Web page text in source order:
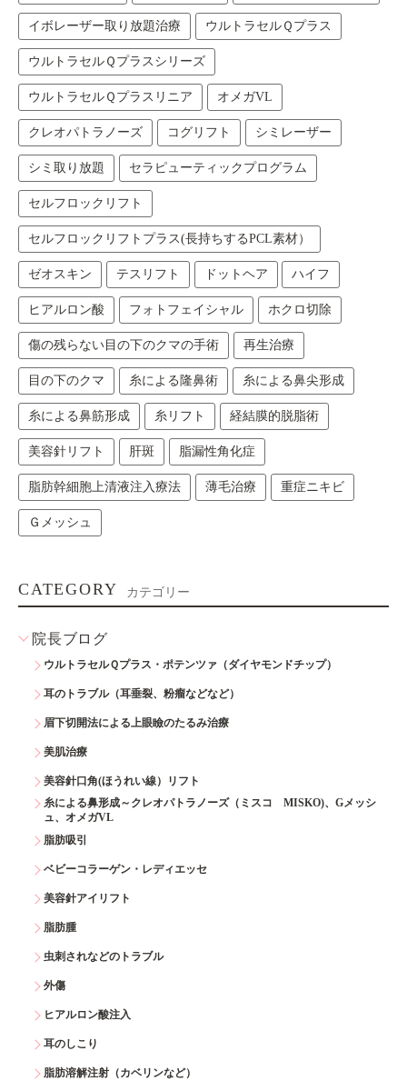
イボレーザー取り放題治療 ウルトラセルＱプラス
ウルトラセルＱプラスシリーズ
ウルトラセルＱプラスリニア オメガVL
クレオパトラノーズ コグリフト シミレーザー
シミ取り放題 セラピューティックプログラム
セルフロックリフト
セルフロックリフトプラス(長持ちするPCL素材）
ゼオスキン テスリフト ドットヘア ハイフ
ヒアルロン酸 フォトフェイシャル ホクロ切除
傷の残らない目の下のクマの手術 再生治療
目の下のクマ 糸による隆鼻術 糸による鼻尖形成
糸による鼻筋形成 糸リフト 経結膜的脱脂術
美容針リフト 肝斑 脂漏性角化症
脂肪幹細胞上清液注入療法 薄毛治療 重症ニキビ
Ｇメッシュ
CATEGORY カテゴリー
院長ブログ
ウルトラセルＱプラス・ポテンツァ（ダイヤモンドチップ）
耳のトラブル（耳垂裂、粉瘤などなど）
眉下切開法による上眼瞼のたるみ治療
美肌治療
美容針口角(ほうれい線）リフト
糸による鼻形成～クレオパトラノーズ（ミスコ MISKO)、Gメッシ
ュ、オメガVL
脂肪吸引
ベビーコラーゲン・レディエッセ
美容針アイリフト
脂肪腫
虫刺されなどのトラブル
外傷
ヒアルロン酸注入
耳のしこり
脂肪溶解注射（カベリンなど）